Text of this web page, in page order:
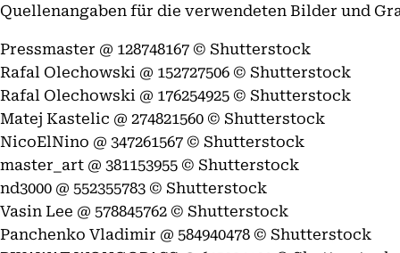
Quellenangaben für die verwendeten Bilder und
Pressmaster @ 128748167 © Shutterstock
Rafal Olechowski @ 152727506 © Shutterstock
Rafal Olechowski @ 176254925 © Shutterstock
Matej Kastelic @ 274821560 © Shutterstock
NicoElNino @ 347261567 © Shutterstock
master_art @ 381153955 © Shutterstock
nd3000 @ 552355783 © Shutterstock
Vasin Lee @ 578845762 © Shutterstock
Panchenko Vladimir @ 584940478 © Shutterstock